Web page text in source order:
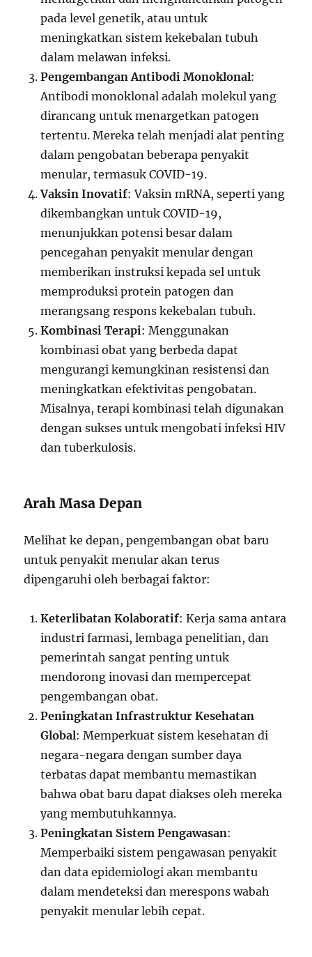
pada level genetik, atau untuk
meningkatkan sistem kekebalan tubuh
dalam melawan infeksi.
Pengembangan Antibodi Monoklonal:
Antibodi monoklonal adalah molekul yang
dirancang untuk menargetkan patogen
tertentu. Mereka telah menjadi alat penting
dalam pengobatan beberapa penyakit
menular, termasuk COVID-19.
Vaksin Inovatif: Vaksin mRNA, seperti yang
dikembangkan untuk COVID-19,
menunjukkan potensi besar dalam
pencegahan penyakit menular dengan
memberikan instruksi kepada sel untuk
memproduksi protein patogen dan
merangsang respons kekebalan tubuh.
Kombinasi Terapi: Menggunakan
kombinasi obat yang berbeda dapat
mengurangi kemungkinan resistensi dan
meningkatkan efektivitas pengobatan.
Misalnya, terapi kombinasi telah digunakan
dengan sukses untuk mengobati infeksi HIV
dan tuberkulosis.
Arah Masa Depan
Melihat ke depan, pengembangan obat baru
untuk penyakit menular akan terus
dipengaruhi oleh berbagai faktor:
Keterlibatan Kolaboratif: Kerja sama antara
industri farmasi, lembaga penelitian, dan
pemerintah sangat penting untuk
mendorong inovasi dan mempercepat
pengembangan obat.
Peningkatan Infrastruktur Kesehatan
Global: Memperkuat sistem kesehatan di
negara-negara dengan sumber daya
terbatas dapat membantu memastikan
bahwa obat baru dapat diakses oleh mereka
yang membutuhkannya.
Peningkatan Sistem Pengawasan:
Memperbaiki sistem pengawasan penyakit
dan data epidemiologi akan membantu
dalam mendeteksi dan merespons wabah
penyakit menular lebih cepat.